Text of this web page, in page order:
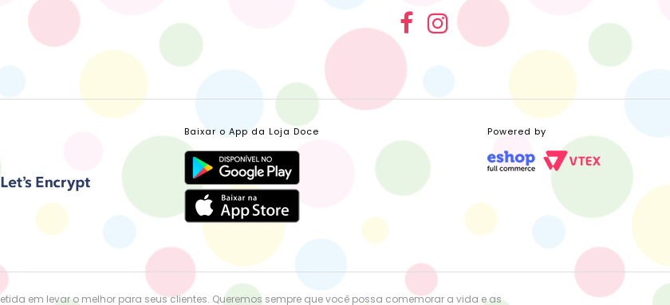
Baixar o App da Loja Doce Powered by
em levar o melhor para seus clientes. Queremos sempre que você possa comemorar a vida e as